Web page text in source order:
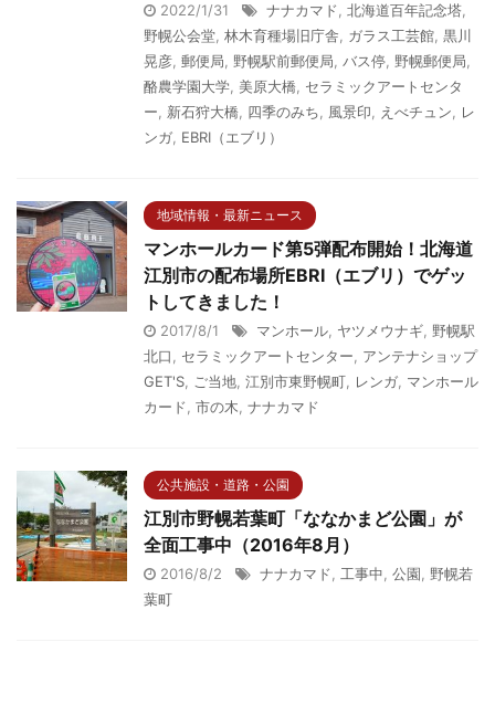
2022/1/31 ナナカマド, 北海道百年記念塔,
野幌公会堂, 林木育種場旧庁舎, ガラス工芸館, 黒川
晃彦, 郵便局, 野幌駅前郵便局, バス停, 野幌郵便局,
酪農学園大学, 美原大橋, セラミックアートセンタ
ー, 新石狩大橋, 四季のみち, 風景印, えべチュン, レ
ンガ, EBRI（エブリ）
地域情報・最新ニュース
マンホールカード第5弾配布開始！北海道
江別市の配布場所EBRI（エブリ）でゲッ
トしてきました！
2017/8/1 マンホール, ヤツメウナギ, 野幌駅
北口, セラミックアートセンター, アンテナショップ
GET'S, ご当地, 江別市東野幌町, レンガ, マンホール
カード, 市の木, ナナカマド
公共施設・道路・公園
江別市野幌若葉町「ななかまど公園」が
全面工事中（2016年8月）
2016/8/2 ナナカマド, 工事中, 公園, 野幌若
葉町